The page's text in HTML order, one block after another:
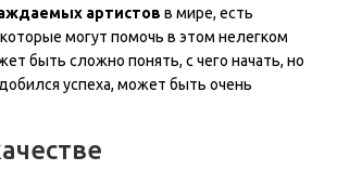
артистов в мире, есть
могут помочь в этом нелегком
быть сложно понять, с чего начать, но
успеха, может быть очень